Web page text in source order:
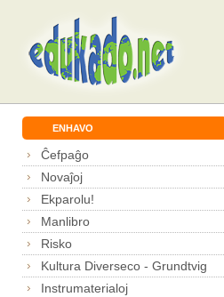
ENHAVO
Ĉefpaĝo
Novaĵoj
Ekparolu!
Manlibro
Risko
Kultura Diverseco - Grundtvig
Instrumaterialoj